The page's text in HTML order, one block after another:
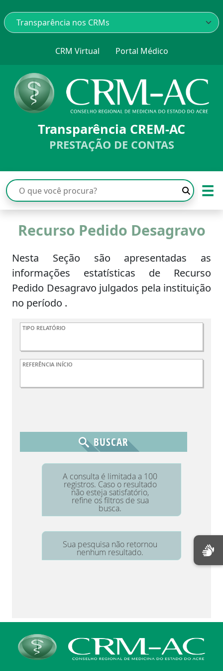
CRM Virtual Portal Médico
Transparência CREM-AC
PRESTAÇÃO DE CONTAS
☰
Recurso Pedido Desagravo
Nesta Seção são apresentadas as
informações estatísticas de Recurso
Pedido Desagravo julgados pela instituição
no período .